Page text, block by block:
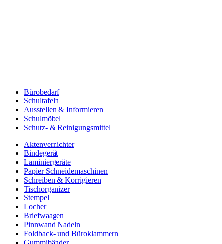
Bürobedarf
Schultafeln
Ausstellen & Informieren
Schulmöbel
Schutz- & Reinigungsmittel
Aktenvernichter
Bindegerät
Laminiergeräte
Papier Schneidemaschinen
Schreiben & Korrigieren
Tischorganizer
Stempel
Locher
Briefwaagen
Pinnwand Nadeln
Foldback- und Büroklammern
Gummibänder